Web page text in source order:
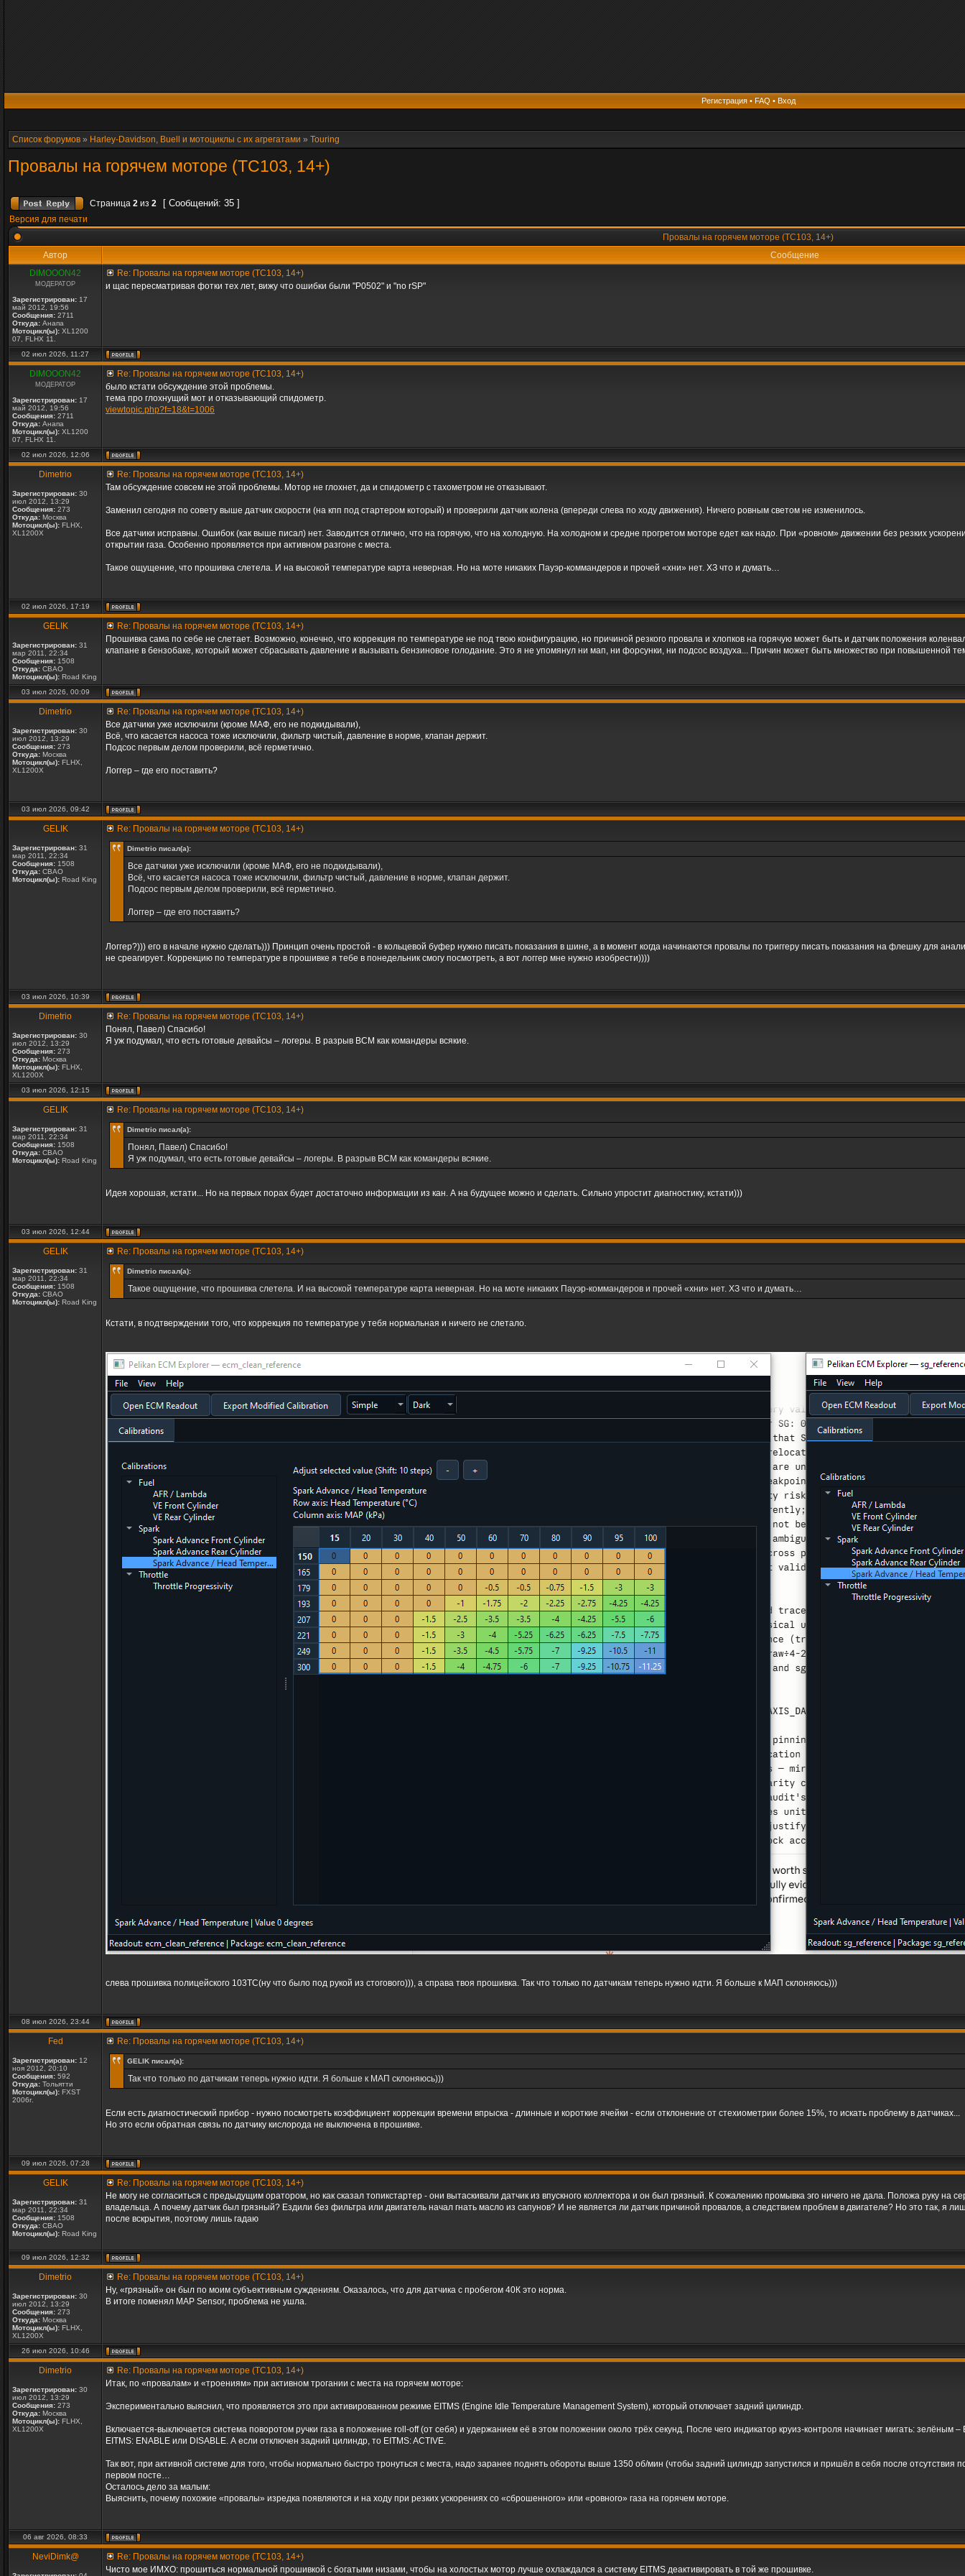
Регистрация• FAQ • Вход
Список форумов » Harley-Davidson, Buell и мотоциклы с их агрегатами » Touring
Провалы на горячем моторе (TC103, 14+)
Страница 2 из 2 [ Сообщений: 35 ]
Версия для печати
Провалы на горячем моторе (TC103, 14+)
Автор
Сообщение
DIMOOON42
МОДЕРАТОР
Зарегистрирован: 17
май 2012, 19:56
Сообщения: 2711
Откуда: Анапа
Мотоцикл(ы): XL1200
07, FLHX 11.
Re: Провалы на горячем моторе (TC103, 14+)
и щас пересматривая фотки тех лет, вижу что ошибки были "P0502" и "no rSP"
02 июл 2026, 11:27
DIMOOON42
МОДЕРАТОР
Зарегистрирован: 17
май 2012, 19:56
Сообщения: 2711
Откуда: Анапа
Мотоцикл(ы): XL1200
07, FLHX 11.
Re: Провалы на горячем моторе (TC103, 14+)
было кстати обсуждение этой проблемы.
тема про глохнущий мот и отказывающий спидометр.
viewtopic.php?f=18&t=1006
02 июл 2026, 12:06
Dimetrio
Зарегистрирован: 30
июл 2012, 13:29
Сообщения: 273
Откуда: Москва
Мотоцикл(ы): FLHX,
XL1200X
Re: Провалы на горячем моторе (TC103, 14+)
Там обсуждение совсем не этой проблемы. Мотор не глохнет, да и спидометр с тахометром не отказывают.
Заменил сегодня по совету выше датчик скорости (на кпп под стартером который) и проверили датчик колена (впереди слева по ходу движения). Ничего ровным светом не изменилось.
Все датчики исправны. Ошибок (как выше писал) нет. Заводится отлично, что на горячую, что на холодную. На холодном и средне прогретом моторе едет как надо. При «ровном» движении без резких
открытии газа. Особенно проявляется при активном разгоне с места.
Такое ощущение, что прошивка слетела. И на высокой температуре карта неверная. Но на моте никаких Пауэр-коммандеров и прочей «хни» нет. ХЗ что и думать…
02 июл 2026, 17:19
GELIK
Зарегистрирован: 31
мар 2011, 22:34
Сообщения: 1508
Откуда: СВАО
Мотоцикл(ы): Road King
Re: Провалы на горячем моторе (TC103, 14+)
Прошивка сама по себе не слетает. Возможно, конечно, что коррекция по температуре не под твою конфигурацию, но причиной резкого провала и хлопков на горячую может быть и датчик положения
клапане в бензобаке, который может сбрасывать давление и вызывать бензиновое голодание. Это я не упомянул ни мап, ни форсунки, ни подсос воздуха... Причин может быть множество при повышенной
03 июл 2026, 00:09
Dimetrio
Зарегистрирован: 30
июл 2012, 13:29
Сообщения: 273
Откуда: Москва
Мотоцикл(ы): FLHX,
XL1200X
Re: Провалы на горячем моторе (TC103, 14+)
Все датчики уже исключили (кроме МАФ, его не подкидывали),
Всё, что касается насоса тоже исключили, фильтр чистый, давление в норме, клапан держит.
Подсос первым делом проверили, всё герметично.
Логгер – где его поставить?
03 июл 2026, 09:42
GELIK
Зарегистрирован: 31
мар 2011, 22:34
Сообщения: 1508
Откуда: СВАО
Мотоцикл(ы): Road King
Re: Провалы на горячем моторе (TC103, 14+)
Dimetrio писал(а):
Все датчики уже исключили (кроме МАФ, его не подкидывали),
Всё, что касается насоса тоже исключили, фильтр чистый, давление в норме, клапан держит.
Подсос первым делом проверили, всё герметично.
Логгер – где его поставить?
Логгер?))) его в начале нужно сделать))) Принцип очень простой - в кольцевой буфер нужно писать показания в шине, а в момент когда начинаются провалы по триггеру писать показания на флешку для
не среагирует. Коррекцию по температуре в прошивке я тебе в понедельник смогу посмотреть, а вот логгер мне нужно изобрести))))
03 июл 2026, 10:39
Dimetrio
Зарегистрирован: 30
июл 2012, 13:29
Сообщения: 273
Откуда: Москва
Мотоцикл(ы): FLHX,
XL1200X
Re: Провалы на горячем моторе (TC103, 14+)
Понял, Павел) Спасибо!
Я уж подумал, что есть готовые девайсы – логеры. В разрыв BCM как командеры всякие.
03 июл 2026, 12:15
GELIK
Зарегистрирован: 31
мар 2011, 22:34
Сообщения: 1508
Откуда: СВАО
Мотоцикл(ы): Road King
Re: Провалы на горячем моторе (TC103, 14+)
Dimetrio писал(а):
Понял, Павел) Спасибо!
Я уж подумал, что есть готовые девайсы – логеры. В разрыв BCM как командеры всякие.
Идея хорошая, кстати... Но на первых порах будет достаточно информации из кан. А на будущее можно и сделать. Сильно упростит диагностику, кстати)))
03 июл 2026, 12:44
GELIK
Зарегистрирован: 31
мар 2011, 22:34
Сообщения: 1508
Откуда: СВАО
Мотоцикл(ы): Road King
Re: Провалы на горячем моторе (TC103, 14+)
Dimetrio писал(а):
Такое ощущение, что прошивка слетела. И на высокой температуре карта неверная. Но на моте никаких Пауэр-коммандеров и прочей «хни» нет. ХЗ что и думать…
Кстати, в подтверждении того, что коррекция по температуре у тебя нормальная и ничего не слетало.
слева прошивка полицейского 103ТС(ну что было под рукой из стогового))), а справа твоя прошивка. Так что только по датчикам теперь нужно идти. Я больше к МАП склоняюсь)))
08 июл 2026, 23:44
Fed
Зарегистрирован: 12
ноя 2012, 20:10
Сообщения: 592
Откуда: Тольятти
Мотоцикл(ы): FXST
2006г.
Re: Провалы на горячем моторе (TC103, 14+)
GELIK писал(а):
Так что только по датчикам теперь нужно идти. Я больше к МАП склоняюсь)))
Если есть диагностический прибор - нужно посмотреть коэффициент коррекции времени впрыска - длинные и короткие ячейки - если отклонение от стехиометрии более 15%, то искать проблему в датчиках...
Но это если обратная связь по датчику кислорода не выключена в прошивке.
09 июл 2026, 07:28
GELIK
Зарегистрирован: 31
мар 2011, 22:34
Сообщения: 1508
Откуда: СВАО
Мотоцикл(ы): Road King
Re: Провалы на горячем моторе (TC103, 14+)
Не могу не согласиться с предыдущим оратором, но как сказал топикстартер - они вытаскивали датчик из впускного коллектора и он был грязный. К сожалению промывка эго ничего не дала. Положа руку
владельца. А почему датчик был грязный? Ездили без фильтра или двигатель начал гнать масло из сапунов? И не является ли датчик причиной провалов, а следствием проблем в двигателе? Но это так,
после вскрытия, поэтому лишь гадаю
09 июл 2026, 12:32
Dimetrio
Зарегистрирован: 30
июл 2012, 13:29
Сообщения: 273
Откуда: Москва
Мотоцикл(ы): FLHX,
XL1200X
Re: Провалы на горячем моторе (TC103, 14+)
Ну, «грязный» он был по моим субъективным суждениям. Оказалось, что для датчика с пробегом 40К это норма.
В итоге поменял MAP Sensor, проблема не ушла.
26 июл 2026, 10:46
Dimetrio
Зарегистрирован: 30
июл 2012, 13:29
Сообщения: 273
Откуда: Москва
Мотоцикл(ы): FLHX,
XL1200X
Re: Провалы на горячем моторе (TC103, 14+)
Итак, по «провалам» и «троениям» при активном трогании с места на горячем моторе:
Экспериментально выяснил, что проявляется это при активированном режиме EITMS (Engine Idle Temperature Management System), который отключает задний цилиндр.
Включается-выключается система поворотом ручки газа в положение roll-off (от себя) и удержанием её в этом положении около трёх секунд. После чего индикатор круиз-контроля начинает мигать:
EITMS: ENABLE или DISABLE. А если отключен задний цилиндр, то EITMS: ACTIVE.
Так вот, при активной системе для того, чтобы нормально быстро тронуться с места, надо заранее поднять обороты выше 1350 об/мин (чтобы задний цилиндр запустился и пришёл в себя после
первом посте…
Осталось дело за малым:
Выяснить, почему похожие «провалы» изредка появляются и на ходу при резких ускорениях со «сброшенного» или «ровного» газа на горячем моторе.
06 авг 2026, 08:33
NeviDimk@
Re: Провалы на горячем моторе (TC103, 14+)
Чисто мое ИМХО: прошиться нормальной прошивкой с богатыми низами, чтобы на холостых мотор лучше охлаждался а систему EITMS деактивировать в той же прошивке.